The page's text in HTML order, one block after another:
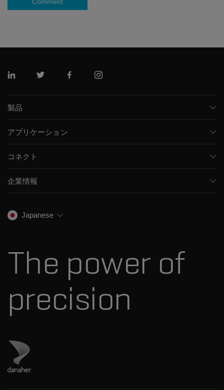
リンクトインツイッターフェイスブックインスタグラム
製品
キャピラリー電気泳動機器
統合ソリューション
スペクトルライブラリ
アプリケーション
環境分析
法医学ソリューション
コネクト
トレーニング
キャリア
企業情報
プレスリリース
Japanese
The power of
precision
ダナハーのサイトにアクセス